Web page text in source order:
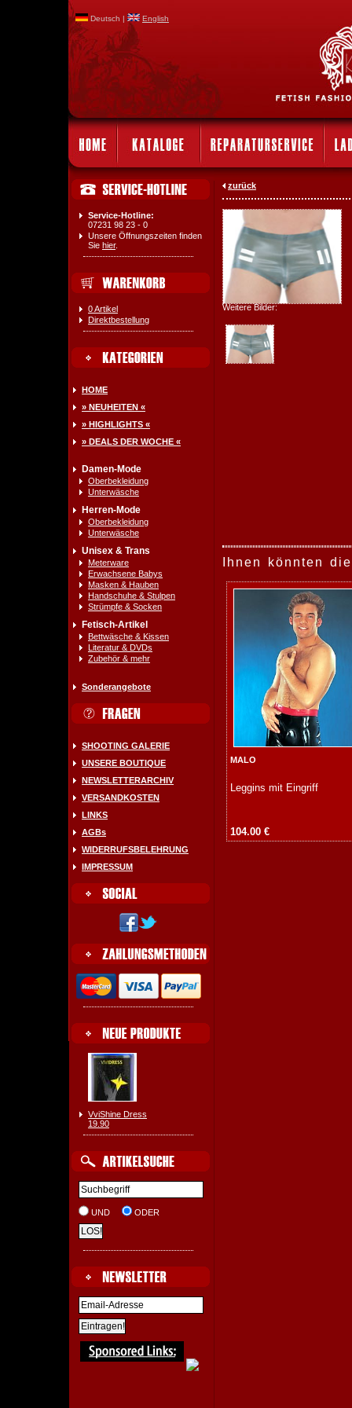
Deutsch | English
Service-Hotline:
07231 98 23 - 0
Unsere Öffnungszeiten finden
Sie hier.
0 Artikel
Direktbestellung
HOME
» NEUHEITEN «
» HIGHLIGHTS «
» DEALS DER WOCHE «
Damen-Mode
Oberbekleidung
Unterwäsche
Herren-Mode
Oberbekleidung
Unterwäsche
Unisex & Trans
Meterware
Erwachsene Babys
Masken & Hauben
Handschuhe & Stulpen
Strümpfe & Socken
Fetisch-Artikel
Bettwäsche & Kissen
Literatur & DVDs
Zubehör & mehr
Sonderangebote
SHOOTING GALERIE
UNSERE BOUTIQUE
NEWSLETTERARCHIV
VERSANDKOSTEN
LINKS
AGBs
WIDERRUFSBELEHRUNG
IMPRESSUM
VviShine Dress
19.90
UND ODER
zurück
Weitere Bilder:
Ihnen könnten
MALO
Leggins mit Eingriff
104.00 €